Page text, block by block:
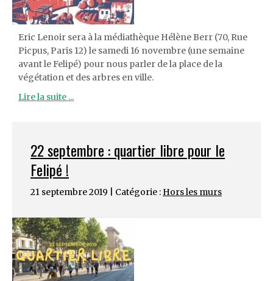
Eric Lenoir sera à la médiathèque Hélène Berr (70, Rue
Picpus, Paris 12) le samedi 16 novembre (une semaine
avant le Felipé) pour nous parler de la place de la
végétation et des arbres en ville.
Lire la suite ...
22 septembre : quartier libre pour le
Felipé !
21 septembre 2019 | Catégorie : Hors les murs